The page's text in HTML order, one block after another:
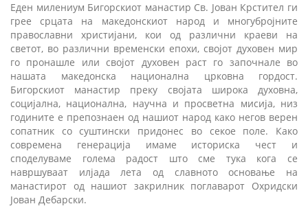
Еден милениум Бигорскиот манастир Св. Јован Крстител ги
грее срцата на македонскиот народ и многубројните
православни христијани, кои од различни краеви на
светот, во различни временски епохи, својот духовен мир
го пронашле или својот духовен раст го започнале во
нашата македонска национална црковна гордост.
Бигорскиот манастир преку својата широка духовна,
социјална, национална, научна и просветна мисија, низ
годините е препознаен од нашиот народ како негов верен
сопатник со суштински придонес во секое поле. Како
современа генерација имаме историска чест и
споделуваме голема радост што сме тука кога се
навршуваат илјада лета од славното основање на
манастирот од нашиот закрилник поглаварот Охридски
Јован Дебарски.